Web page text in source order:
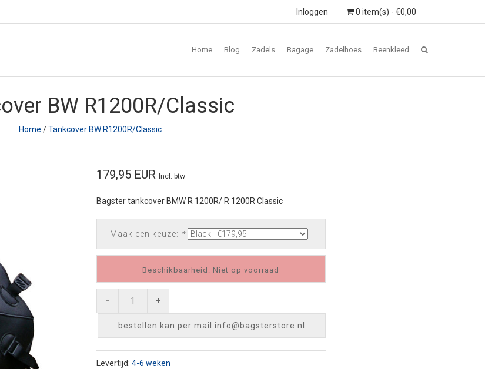
0 item(s) - €0,00
Inloggen
Home Blog Zadels Bagage Zadelhoes Beenkleed
BW R1200R/Classic
Home /Tankcover BW R1200R/Classic
179,95 EUR Incl. btw
Bagster tankcover BMW R 1200R/ R 1200R Classic
Maak een keuze: *
Beschikbaarheid: Niet op voorraad
- +
bestellen kan per mail info@bagsterstore.nl
Levertijd: 4-6 weken